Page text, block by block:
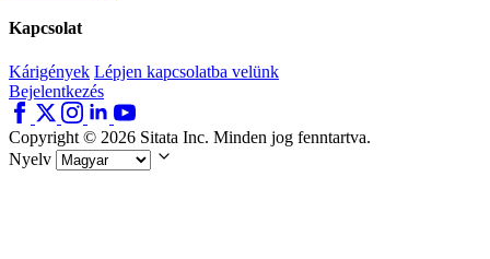
Kapcsolat
Kárigények Lépjen kapcsolatba velünk
Bejelentkezés
Copyright © 2026 Sitata Inc. Minden jog fenntartva.
Nyelv